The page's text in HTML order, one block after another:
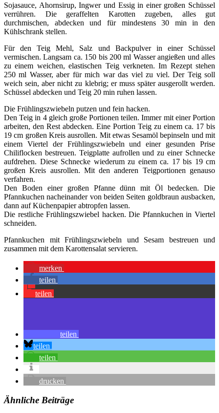
Sojasauce, Ahornsirup, Ingwer und Essig in einer großen Schüssel
verrühren. Die geraffelten Karotten zugeben, alles gut
durchmischen, abdecken und für mindestens 30 min in den
Kühlschrank stellen.
Für den Teig Mehl, Salz und Backpulver in einer Schüssel
vermischen. Langsam ca. 150 bis 200 ml Wasser angießen und alles
zu einem weichen, elastischen Teig verkneten. Im Rezept stehen
250 ml Wasser, aber für mich war das viel zu viel. Der Teig soll
weich sein, aber nicht zu klebrig; er muss später ausgerollt werden.
Schüssel abdecken und Teig 20 min ruhen lassen.
Die Frühlingszwiebeln putzen und fein hacken.
Den Teig in 4 gleich große Portionen teilen. Immer mit einer Portion
arbeiten, den Rest abdecken. Eine Portion Teig zu einem ca. 17 bis
19 cm großen Kreis ausrollen. Mit etwas Sesamöl bepinseln und mit
einem Viertel der Frühlingszwiebeln und einer gesunden Prise
Chiliflocken bestreuen. Teigplatte aufrollen und zu einer Schnecke
aufdrehen. Diese Schnecke wiederum zu einem ca. 17 bis 19 cm
großen Kreis ausrollen. Mit den anderen Teigportionen genauso
verfahren.
Den Boden einer großen Pfanne dünn mit Öl bedecken. Die
Pfannkuchen nacheinander von beiden Seiten goldbraun ausbacken,
dann auf Küchenpapier abtropfen lassen.
Die restliche Frühlingszwiebel hacken. Die Pfannkuchen in Viertel
schneiden.
Pfannkuchen mit Frühlingszwiebeln und Sesam bestreuen und
zusammen mit dem Karottensalat servieren.
merken
teilen
teilen
teilen
teilen
teilen
drucken
Ähnliche Beiträge